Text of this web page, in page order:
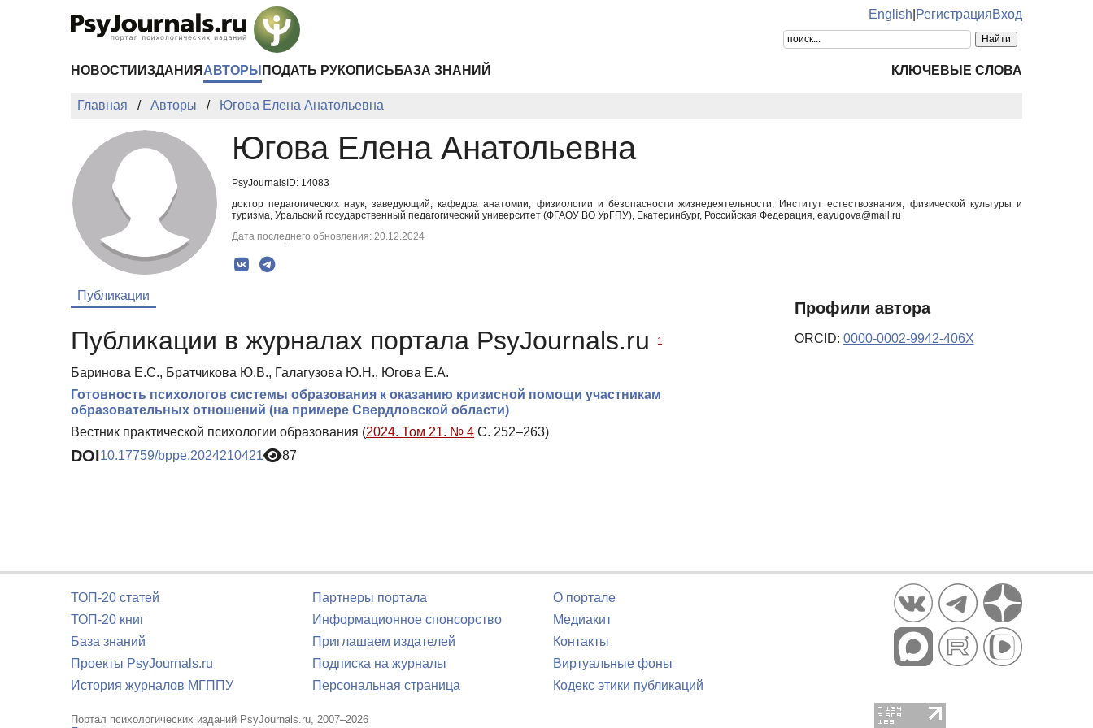
English РегистрацияВход
НОВОСТИ ИЗДАНИЯ АВТОРЫ ПОДАТЬ РУКОПИСЬ БАЗА ЗНАНИЙ КЛЮЧЕВЫЕ СЛОВА
Главная Авторы Югова Елена Анатольевна
Югова Елена Анатольевна
PsyJournalsID: 14083
доктор педагогических наук, заведующий, кафедра анатомии, физиологии и безопасности жизнедеятельности, Институт естествознания, физической культуры и
туризма, Уральский государственный педагогический университет (ФГАОУ ВО УрГПУ), Екатеринбург, Российская Федерация, eayugova@mail.ru
Дата последнего обновления: 20.12.2024
Публикации
Публикации в журналах портала PsyJournals.ru 1
Баринова Е.С., Братчикова Ю.В., Галагузова Ю.Н., Югова Е.А.
Готовность психологов системы образования к оказанию кризисной помощи участникам
образовательных отношений (на примере Свердловской области)
Вестник практической психологии образования (2024. Том 21. № 4 С. 252–263)
DOI10.17759/bppe.2024210421 87
Профили автора
ORCID: 0000-0002-9942-406X
ТОП-20 статей
ТОП-20 книг
База знаний
Проекты PsyJournals.ru
История журналов МГППУ
Партнеры портала
Информационное спонсорство
Приглашаем издателей
Подписка на журналы
Персональная страница
О портале
Медиакит
Контакты
Виртуальные фоны
Кодекс этики публикаций
Портал психологических изданий PsyJournals.ru, 2007–2026